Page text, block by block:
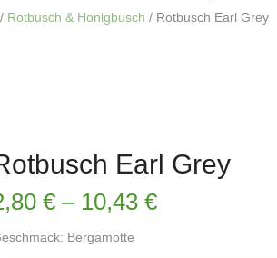
/ Rotbusch & Honigbusch / Rotbusch Earl Grey
Earl Grey
€– 10,43 €
Bergamotte